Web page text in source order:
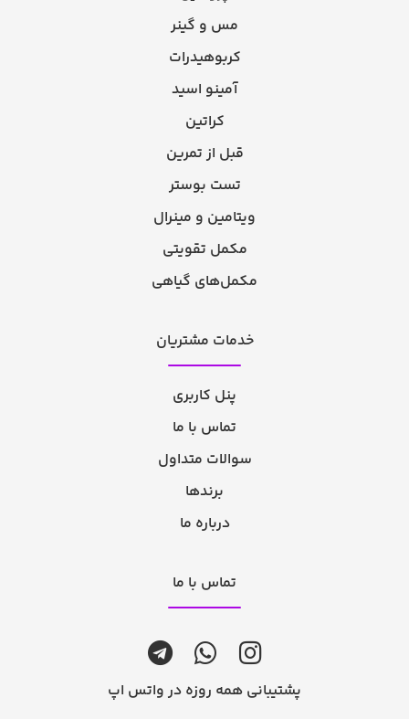
مس و گینر
کربوهیدرات
آمینو اسید
کراتین
قبل از تمرین
تست بوستر
ویتامین و مینرال
مکمل تقویتی
مکمل‌های گیاهی
خدمات مشتریان
پنل کاربری
تماس با ما
سوالات متداول
برندها
درباره ما
تماس با ما
پشتیبانی همه روزه در واتس اپ